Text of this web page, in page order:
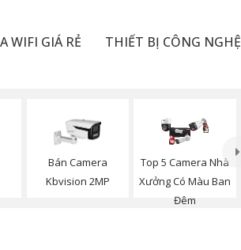
WIFI GIÁ RẺ THIẾT BỊ CÔNG NGHỆ
Bán Camera
Kbvision 2MP
Top 5 Camera Nhà
Xưởng Có Màu Ban
Đêm